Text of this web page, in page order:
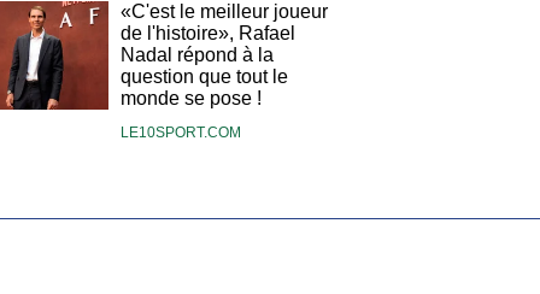
«C'est le meilleur joueur
de l'histoire», Rafael
Nadal répond à la
question que tout le
monde se pose !
LE10SPORT.COM